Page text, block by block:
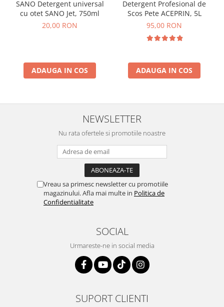
SANO Detergent universal
cu otet SANO Jet, 750ml
20,00 RON
ADAUGA IN COS
Detergent Profesional de
Scos Pete ACEPRIN, 5L
95,00 RON
ADAUGA IN COS
NEWSLETTER
Nu rata ofertele si promotiile noastre
Vreau sa primesc newsletter cu promotiile
magazinului. Afla mai multe in Politica de
Confidentialitate
SOCIAL
Urmareste-ne in social media
SUPORT CLIENTI